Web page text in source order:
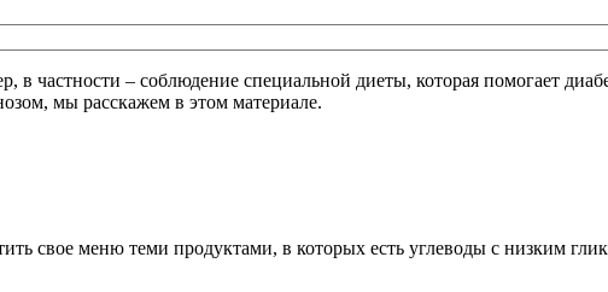
в частности – соблюдение специальной диеты, которая помогает
мы расскажем в этом материале.
свое меню теми продуктами, в которых есть углеводы с низким